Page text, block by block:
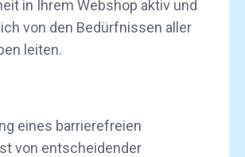
in Ihrem Webshop aktiv und
von den Bedürfnissen aller
leiten.
eines barrierefreien
von entscheidender